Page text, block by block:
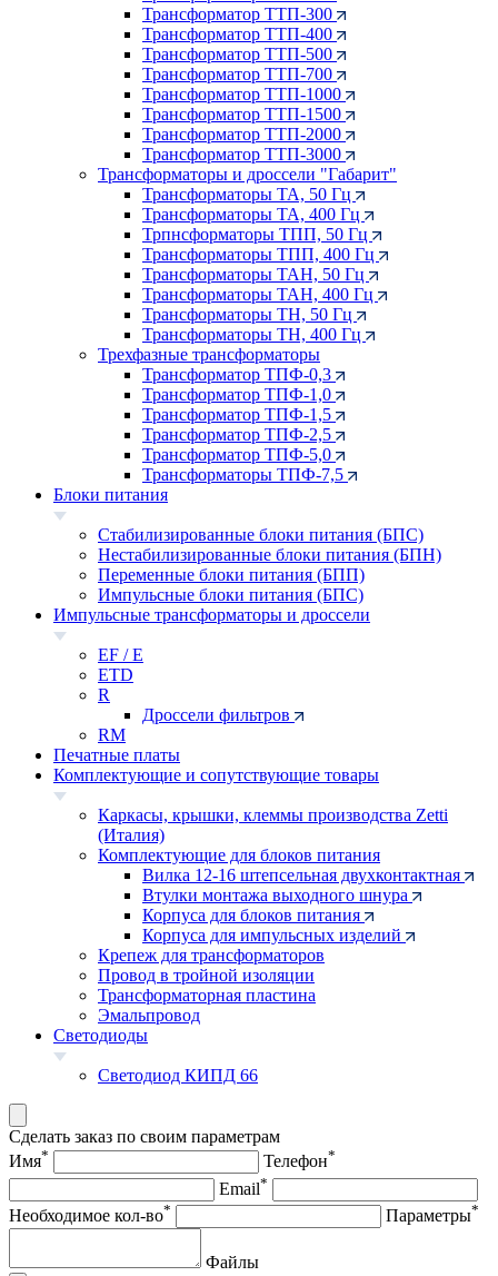
Трансформатор ТТП-300
Трансформатор ТТП-400
Трансформатор ТТП-500
Трансформатор ТТП-700
Трансформатор ТТП-1000
Трансформатор ТТП-1500
Трансформатор ТТП-2000
Трансформатор ТТП-3000
Трансформаторы и дроссели "Габарит"
Трансформаторы ТА, 50 Гц
Трансформаторы ТА, 400 Гц
Трпнсформаторы ТПП, 50 Гц
Трансформаторы ТПП, 400 Гц
Трансформаторы ТАН, 50 Гц
Трансформаторы ТАН, 400 Гц
Трансформаторы ТН, 50 Гц
Трансформаторы ТН, 400 Гц
Трехфазные трансформаторы
Трансформатор ТПФ-0,3
Трансформатор ТПФ-1,0
Трансформатор ТПФ-1,5
Трансформатор ТПФ-2,5
Трансформатор ТПФ-5,0
Трансформаторы ТПФ-7,5
Блоки питания
Стабилизированные блоки питания (БПС)
Нестабилизированные блоки питания (БПН)
Переменные блоки питания (БПП)
Импульсные блоки питания (БПС)
Импульсные трансформаторы и дроссели
EF / E
ETD
R
Дроссели фильтров
RM
Печатные платы
Комплектующие и сопутствующие товары
Каркасы, крышки, клеммы производства Zetti
(Италия)
Комплектующие для блоков питания
Вилка 12-16 штепсельная двухконтактная
Втулки монтажа выходного шнура
Корпуса для блоков питания
Корпуса для импульсных изделий
Крепеж для трансформаторов
Провод в тройной изоляции
Трансформаторная пластина
Эмальпровод
Светодиоды
Светодиод КИПД 66
Сделать заказ по своим параметрам
Имя* Телефон*
Email*
Необходимое кол-во* Параметры*
Файлы